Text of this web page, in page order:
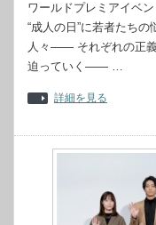
ワールドプレミアイベ
“成人の日”に若者たち
人々—— それぞれの正
迫っていく―— …
詳細を見る